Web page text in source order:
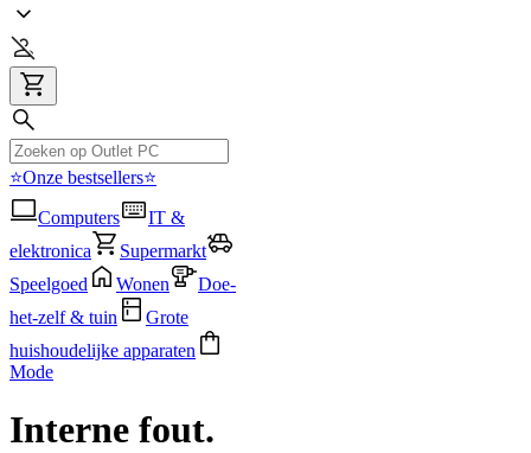
⭐Onze bestsellers⭐
Computers
IT &
elektronica
Supermarkt
Speelgoed
Wonen
Doe-
het-zelf & tuin
Grote
huishoudelijke apparaten
Mode
Interne fout.